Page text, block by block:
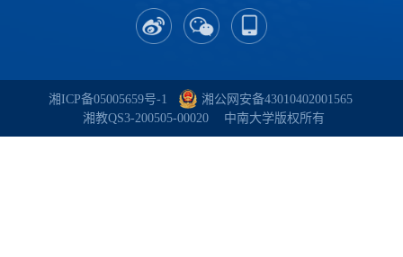
湘ICP备05005659号-1
湘公网安备43010402001565
湘教QS3-200505-00020
中南大学版权所有